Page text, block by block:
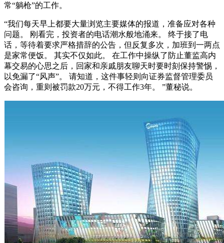
常“躺枪”的工作。
“我们每天早上都要大量浏览主要媒体的报道，准备应对各种
问题。 刚看完，投资者的电话潮水般地涌来。 终于接了电
话，等待着要求严格措辞的公告，但反复多次，加班到一两点
是家常便饭。 其实不仅如此。 在工作中操纵了防止董监高内
幕交易的心思之后，回家和亲戚朋友聊天时要时刻保持警惕，
以免漏了“风声”。 请知道，这件事轻则向证券监督管理委员
会咨询，重则被罚款20万元，不得工作3年。 ”董秘说。